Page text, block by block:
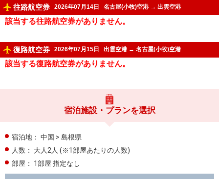
往路航空券 2026年07月14日 名古屋(小牧)空港 → 出雲空港
該当する往路航空券がありません。
復路航空券 2026年07月15日 出雲空港 → 名古屋(小牧)空港
該当する復路航空券がありません。
宿泊施設・プランを選択
宿泊地： 中国 > 島根県
人数：
大人2人 (※1部屋あたりの人数)
部屋：
1部屋 指定なし